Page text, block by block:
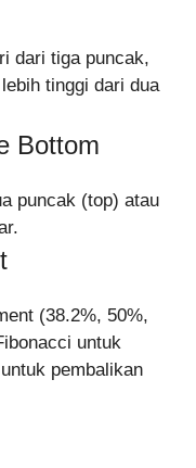
dari tiga puncak,
tinggi dari dua
Bottom
puncak (top) atau
(38.2%, 50%,
untuk
pembalikan